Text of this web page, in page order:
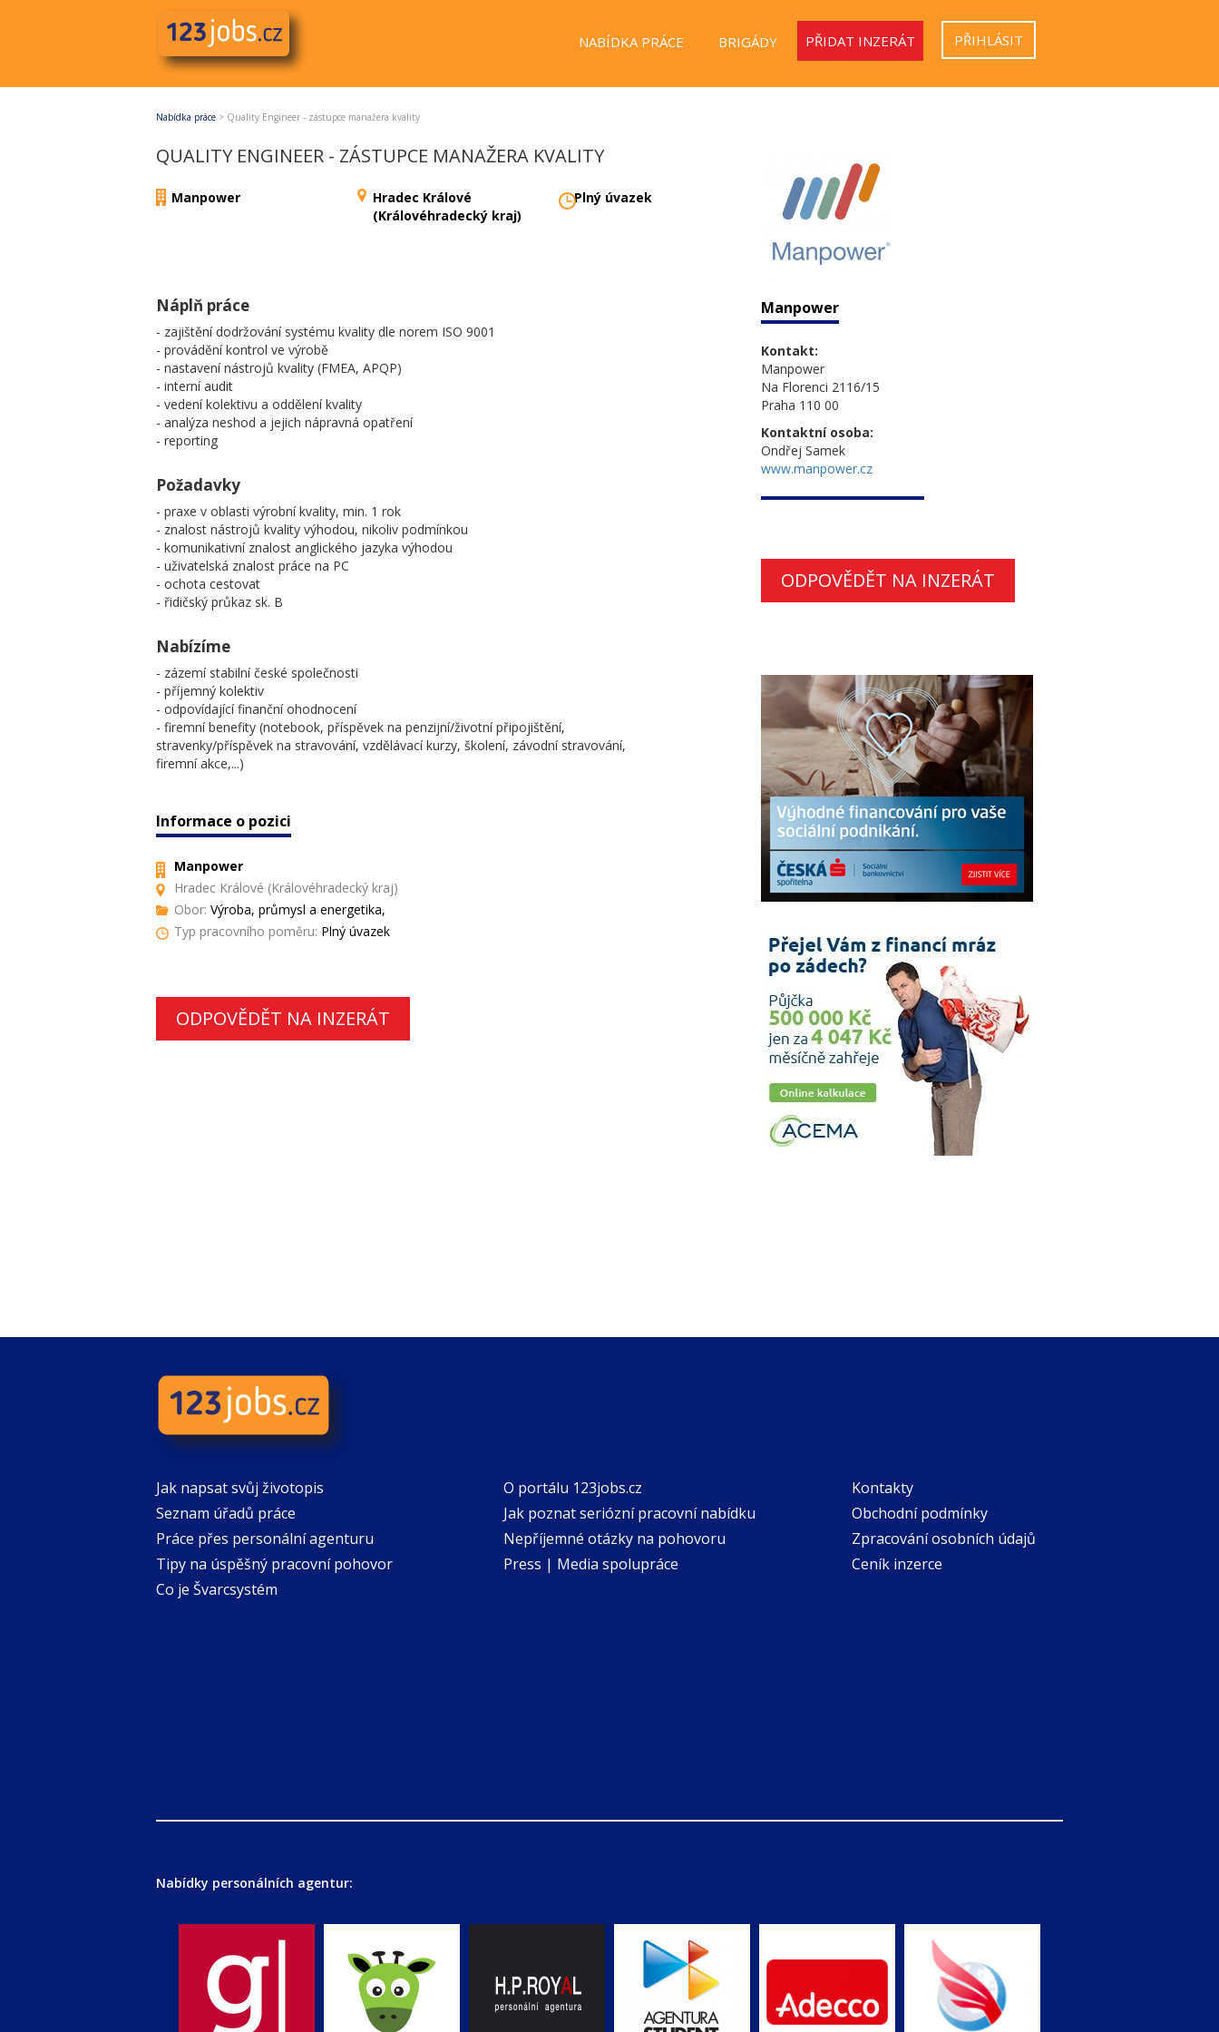
NABÍDKA PRÁCE BRIGÁDY PŘIDAT INZERÁT PŘIHLÁSIT
Nabídka práce > Quality Engineer - zástupce manažera kvality
QUALITY ENGINEER - ZÁSTUPCE MANAŽERA KVALITY
Manpower
Hradec Králové
(Královéhradecký kraj)
Plný úvazek
Náplň práce
- zajištění dodržování systému kvality dle norem ISO 9001
- provádění kontrol ve výrobě
- nastavení nástrojů kvality (FMEA, APQP)
- interní audit
- vedení kolektivu a oddělení kvality
- analýza neshod a jejich nápravná opatření
- reporting
Požadavky
- praxe v oblasti výrobní kvality, min. 1 rok
- znalost nástrojů kvality výhodou, nikoliv podmínkou
- komunikativní znalost anglického jazyka výhodou
- uživatelská znalost práce na PC
- ochota cestovat
- řidičský průkaz sk. B
Nabízíme
- zázemí stabilní české společnosti
- příjemný kolektiv
- odpovídající finanční ohodnocení
- firemní benefity (notebook, příspěvek na penzijní/životní připojištění,
stravenky/příspěvek na stravování, vzdělávací kurzy, školení, závodní stravování,
firemní akce,...)
Informace o pozici
Manpower
Hradec Králové (Královéhradecký kraj)
Obor: Výroba, průmysl a energetika,
Typ pracovního poměru: Plný úvazek
ODPOVĚDĚT NA INZERÁT
Manpower
Kontakt:
Manpower
Na Florenci 2116/15
Praha 110 00
Kontaktní osoba:
Ondřej Samek
www.manpower.cz
ODPOVĚDĚT NA INZERÁT
Jak napsat svůj životopis
Seznam úřadů práce
Práce přes personální agenturu
Tipy na úspěšný pracovní pohovor
Co je Švarcsystém
O portálu 123jobs.cz
Jak poznat seriózní pracovní nabídku
Nepříjemné otázky na pohovoru
Press | Media spolupráce
Kontakty
Obchodní podmínky
Zpracování osobních údajů
Ceník inzerce
Nabídky personálních agentur: